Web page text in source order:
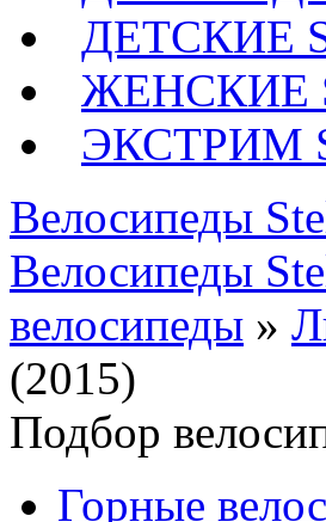
ДЕТСКИЕ
ЖЕНСКИЕ
ЭКСТРИМ
Велосипеды
Велосипеды
велосипеды »
(2015)
Подбор
Горные